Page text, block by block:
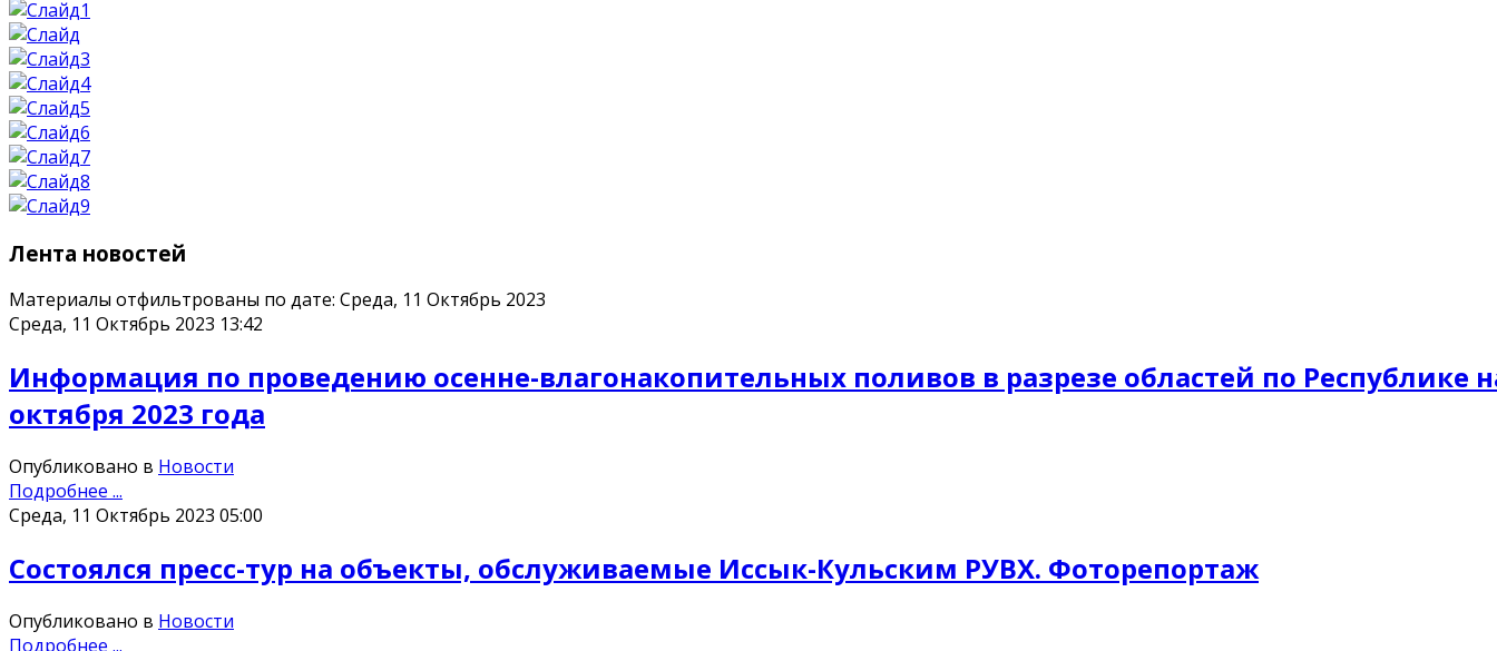
Лента новостей
Материалы отфильтрованы по дате: Среда, 11 Октябрь 2023
Среда, 11 Октябрь 2023 13:42
Информация по проведению осенне-влагонакопительных поливов в разрезе областей по Республике
октября 2023 года
Опубликовано в Новости
Подробнее ...
Среда, 11 Октябрь 2023 05:00
Состоялся пресс-тур на объекты, обслуживаемые Иссык-Кульским РУВХ. Фоторепортаж
Опубликовано в Новости
Подробнее ...